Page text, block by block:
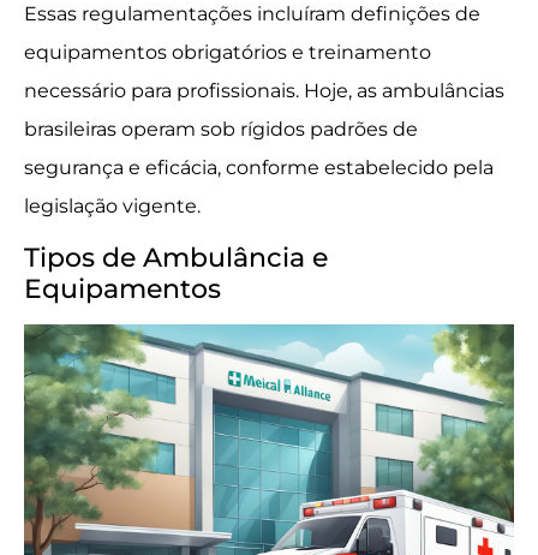
Essas regulamentações incluíram definições de
equipamentos obrigatórios e treinamento
necessário para profissionais. Hoje, as ambulâncias
brasileiras operam sob rígidos padrões de
segurança e eficácia, conforme estabelecido pela
legislação vigente.
Tipos de Ambulância e
Equipamentos